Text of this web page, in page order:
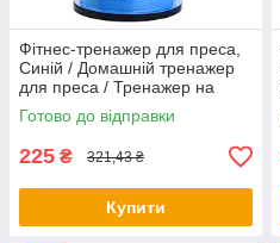
Фітнес-тренажер для преса,
Синій / Домашній тренажер
для преса / Тренажер на
присосках
Готово до відправки
225 ₴ 321,43 ₴
Купити